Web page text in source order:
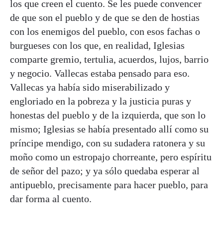
los que creen el cuento. Se les puede convencer
de que son el pueblo y de que se den de hostias
con los enemigos del pueblo, con esos fachas o
burgueses con los que, en realidad, Iglesias
comparte gremio, tertulia, acuerdos, lujos, barrio
y negocio. Vallecas estaba pensado para eso.
Vallecas ya había sido miserabilizado y
engloriado en la pobreza y la justicia puras y
honestas del pueblo y de la izquierda, que son lo
mismo; Iglesias se había presentado allí como su
príncipe mendigo, con su sudadera ratonera y su
moño como un estropajo chorreante, pero espíritu
de señor del pazo; y ya sólo quedaba esperar al
antipueblo, precisamente para hacer pueblo, para
dar forma al cuento.